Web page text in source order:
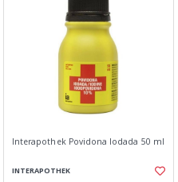
Interapothek Povidona Iodada 50 ml
INTERAPOTHEK